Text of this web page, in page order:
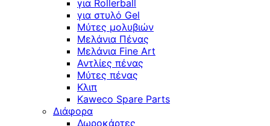
για Rollerball
για στυλό Gel
Μύτες μολυβιών
Μελάνια Πένας
Μελάνια Fine Art
Αντλίες πένας
Μύτες πένας
Κλιπ
Kaweco Spare Parts
Διάφορα
Δωροκάρτες